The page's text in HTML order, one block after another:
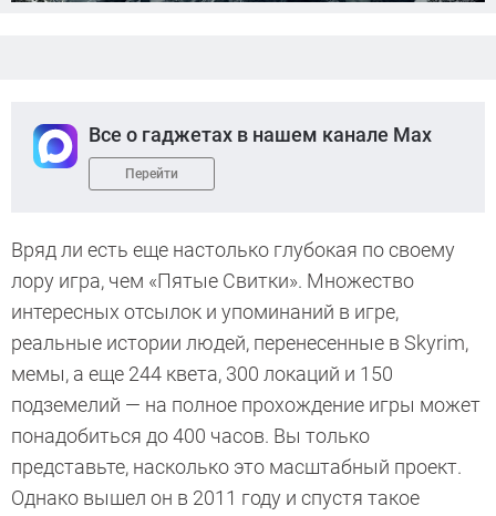
Все о гаджетах в нашем канале Max
Перейти
Вряд ли есть еще настолько глубокая по своему
лору игра, чем «Пятые Свитки». Множество
интересных отсылок и упоминаний в игре,
реальные истории людей, перенесенные в Skyrim,
мемы, а еще 244 квета, 300 локаций и 150
подземелий — на полное прохождение игры может
понадобиться до 400 часов. Вы только
представьте, насколько это масштабный проект.
Однако вышел он в 2011 году и спустя такое